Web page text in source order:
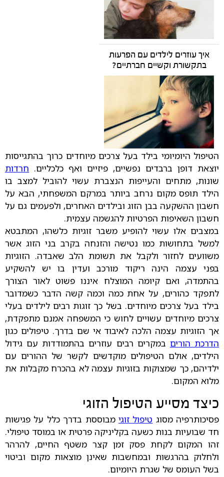
איך עוזרים לילדים עם הפרעות
בתקשורת וקשיים חברתיים?
הטיפול היומיומי בילד בעל צרכים מיוחדים כרוך בהתגייסות
יוצאת דופן ברבדים נפשיים, פיזיים ואף כלכליים. חרדות
שונות, מתחים והעייפות הנצברת עשוי להוביל למצב בו
הילד תופס מקום נרחב ביותר במרקם המשפחתי, הבא על
חשבון ההשקעה בבן הזוג ובילדים האחרים, ולפעמים גם על
חשבון השאיפות הפרטיות להגשמה עצמית.
במצבים אלו עשוי להופיע משבר זוגיות כלשהו, המתבטא
למשל בתחושות כמו נטישה והזנחה בקרב בני הזוג אשר
משוועים לחזור ולקבל את תשומת הלב שאבדה. הזוגיות
בפני עצמה הינה ריקוד מורכב ועדין בו יש להשקיע
בהתמדה, ואם קיומה המוצלח איננו פשוט לאור הצורך
לתפקד כהורים, על אחת כמה וכמה קשה הדבר כשמדובר
בילד בעל צרכים מיוחדים. בשל כך זוגות רבים לילדים בעלי
צרכים מיוחדים עשויים לחוש כי המשפחה אמנם מתפקדת,
אך הזוגיות עצמה הלכה לאיבוד אי שם בדרך. טיפולים כגון
הדרכת הורים במקרים רבים עוזרים בהתמודדות עם גידול
הילדים, אולם הטיפולים מוקדשים לקשר של ההורים עם
ילדיהם, כך שמצוקות בזוגיות עצמה לא בהכרח מקבלות את
מלוא המקום.
כיצד מסייע הטיפול הזוגי
פסיכותרפיה מסוג טיפול זוגי מבוססת בדרך כלל על פגישות
חד שבועיות בנות כשעה בקליניקה פרטית או במוסד טיפולי.
זהו המקום לקחת פסק זמן קצר משטף החיים, להרהר
ולחלוק בהרגשות ובמחשבות שאינן מוצאות מקום וביטוי
בשל העומס של שגרת היומיום.